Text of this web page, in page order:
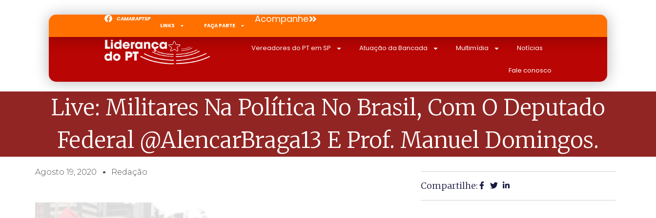
CAMARAPTSP
LINKS
FAÇA PARTE
Acompanhe
Vereadores do PT em SP Atuação da Bancada Multimídia Notícias
Fale conosco
Live: Militares Na Política No Brasil, Com O Deputado
Federal @AlencarBraga13 E Prof. Manuel Domingos.
Agosto 19, 2020 Redação
Compartilhe: